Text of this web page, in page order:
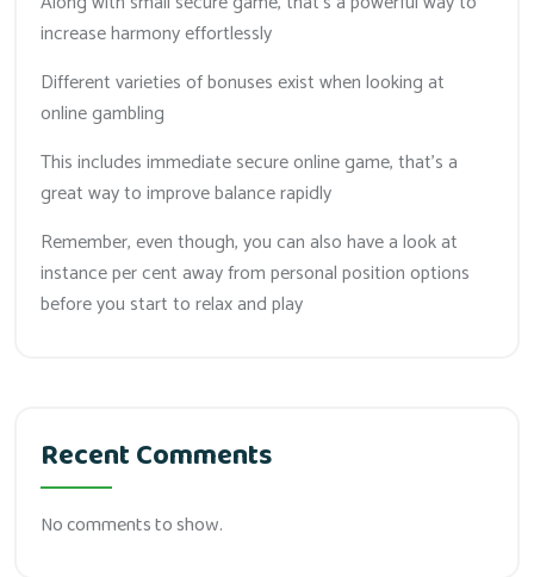
increase harmony effortlessly
Different varieties of bonuses exist when looking at
online gambling
This includes immediate secure online game, that’s a
great way to improve balance rapidly
Remember, even though, you can also have a look at
instance per cent away from personal position options
before you start to relax and play
Recent Comments
No comments to show.